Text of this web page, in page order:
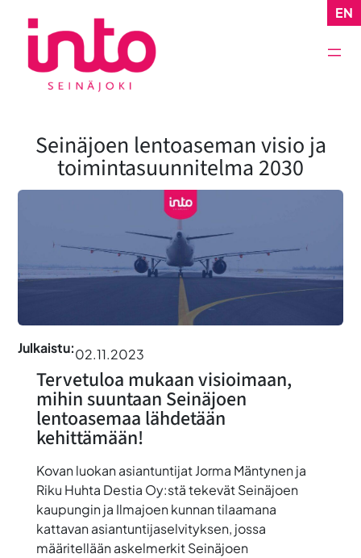
sisältöön
EN
Seinäjoen lentoaseman visio ja
toimintasuunnitelma 2030
Julkaistu:02.11.2023
Tervetuloa mukaan visioimaan,
mihin suuntaan Seinäjoen
lentoasemaa lähdetään
kehittämään!
Kovan luokan asiantuntijatJorma Mäntynenja
Riku Huhta Destia Oy:stä tekevät Seinäjoen
kaupungin ja Ilmajoen kunnan tilaamana
kattavan asiantuntijaselvityksen, jossa
määritellään askelmerkit Seinäjoen